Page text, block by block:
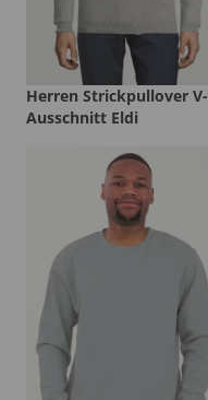
Herren Strickpullover V-
Ausschnitt Eldi